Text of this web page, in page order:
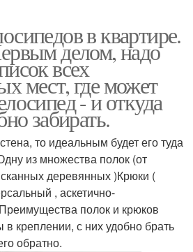
в квартире.
делом, надо
всех
мест, где может
- и откуда
забирать.
то идеальным будет его туда
из множества полок (от
деревянных )Крюки (
, аскетично-
полок и крюков
креплении, с них удобно брать
обратно.